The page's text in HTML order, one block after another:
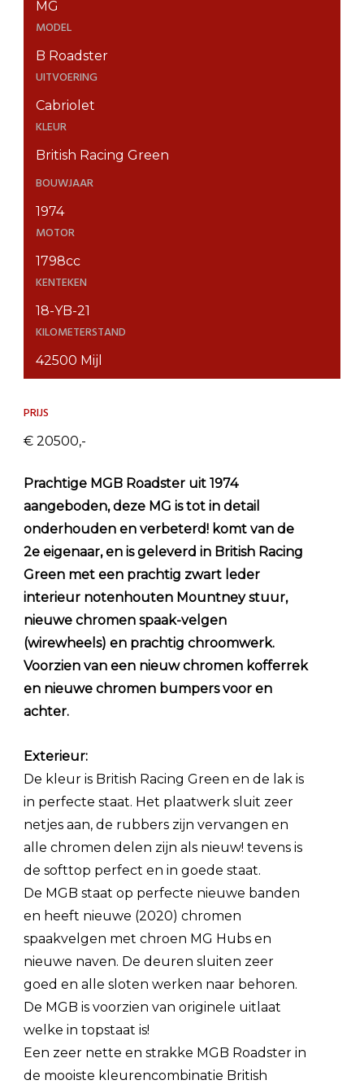
MG
MODEL
B Roadster
UITVOERING
Cabriolet
KLEUR
British Racing Green
BOUWJAAR
1974
MOTOR
1798cc
KENTEKEN
18-YB-21
KILOMETERSTAND
42500 Mijl
PRIJS
€ 20500,-
Prachtige MGB Roadster uit 1974
aangeboden, deze MG is tot in detail
onderhouden en verbeterd! komt van de
2e eigenaar, en is geleverd in British Racing
Green met een prachtig zwart leder
interieur notenhouten Mountney stuur,
nieuwe chromen spaak-velgen
(wirewheels) en prachtig chroomwerk.
Voorzien van een nieuw chromen kofferrek
en nieuwe chromen bumpers voor en
achter.
Exterieur:
De kleur is British Racing Green en de lak is
in perfecte staat. Het plaatwerk sluit zeer
netjes aan, de rubbers zijn vervangen en
alle chromen delen zijn als nieuw! tevens is
de softtop perfect en in goede staat.
De MGB staat op perfecte nieuwe banden
en heeft nieuwe (2020) chromen
spaakvelgen met chroen MG Hubs en
nieuwe naven. De deuren sluiten zeer
goed en alle sloten werken naar behoren.
De MGB is voorzien van originele uitlaat
welke in topstaat is!
Een zeer nette en strakke MGB Roadster in
de mooiste kleurencombinatie British